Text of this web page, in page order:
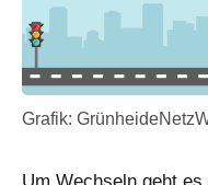
Grafik:
Um Wechseln geht